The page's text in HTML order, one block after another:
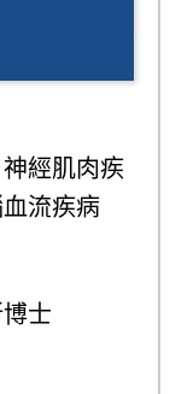
經肌肉疾
流疾病
士